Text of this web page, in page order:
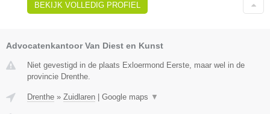
BEKIJK VOLLEDIG PROFIEL
Advocatenkantoor Van Diest en Kunst
Niet gevestigd in de plaats Exloermond Eerste, maar wel in de
provincie Drenthe.
Drenthe » Zuidlaren Google maps ▼